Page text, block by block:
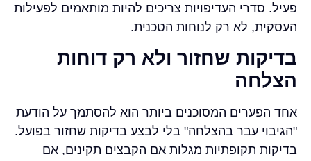
פעיל. סדרי העדיפויות צריכים להיות מותאמים לפעילות
העסקית, לא רק לנוחות הטכנית.
בדיקות שחזור ולא רק דוחות
הצלחה
אחד הפערים המסוכנים ביותר הוא להסתמך על הודעת
"הגיבוי עבר בהצלחה" בלי לבצע בדיקות שחזור בפועל.
בדיקות תקופתיות מגלות אם הקבצים תקינים, אם